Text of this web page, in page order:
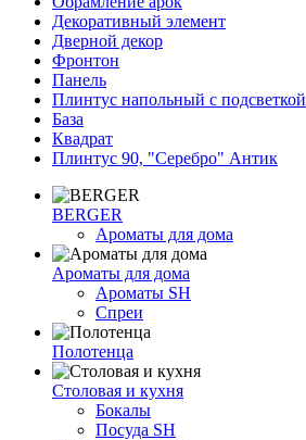
Декоративный элемент
Дверной декор
Фронтон
Панель
Плинтус напольный с подсветкой
База
Квадрат
Плинтус 90, "Серебро" Антик
BERGER
Ароматы для дома
Ароматы для дома
Ароматы SH
Спреи
Полотенца
Столовая и кухня
Бокалы
Посуда SH